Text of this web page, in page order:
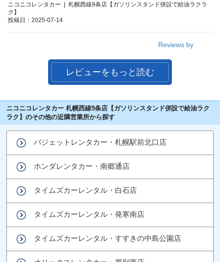
ニコニコレンタカー | 札幌西線9条店【ガソリンスタンド併設で給油ラクラ
ク】
投稿日：2025-07-14
Reviews by
レビューをもっと読む
ニコニコレンタカー 札幌西線9条店【ガソリンスタンド併設で給油ラク
ラク】のその他の近隣営業所から探す
バジェットレンタカー・札幌駅前北口店
ホンダレンタカー・南郷通店
タイムズカーレンタル・白石店
タイムズカーレンタル・発寒南店
タイムズカーレンタル・すすきの中島公園店